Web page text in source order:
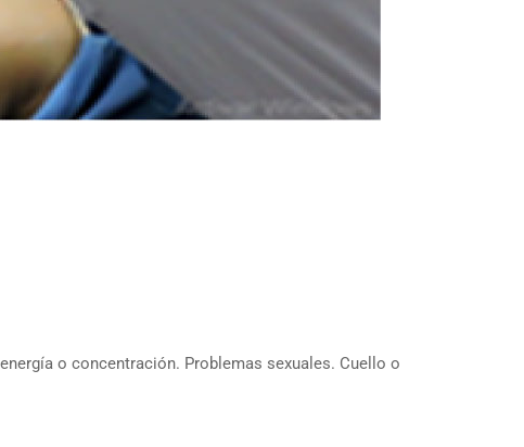
o concentración. Problemas sexuales. Cuello o